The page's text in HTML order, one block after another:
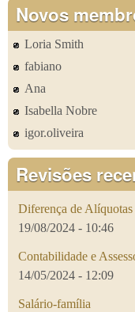
Novos
Loria Smith
fabiano
Ana
Isabella Nobre
igor.oliveira
Revisões
Diferença de Alíquotas
19/08/2024 - 10:46
Contabilidade e
14/05/2024 - 12:09
Salário-família